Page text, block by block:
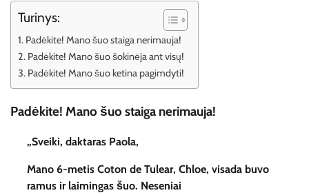
Turinys:
Padėkite! Mano šuo staiga nerimauja!
Padėkite! Mano šuo šokinėja ant visų!
Padėkite! Mano šuo ketina pagimdyti!
Padėkite! Mano šuo staiga nerimauja!
„Sveiki, daktaras Paola,
Mano 6-metis Coton de Tulear, Chloe, visada buvo
ramus ir laimingas šuo. Neseniai